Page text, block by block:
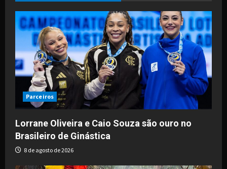
Parceiros
Lorrane Oliveira e Caio Souza são ouro no
Brasileiro de Ginástica
8 de agosto de 2026